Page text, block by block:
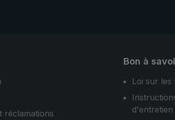
réclamations
Bon à
Loi sur les
d'entretien